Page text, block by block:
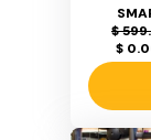
$
$